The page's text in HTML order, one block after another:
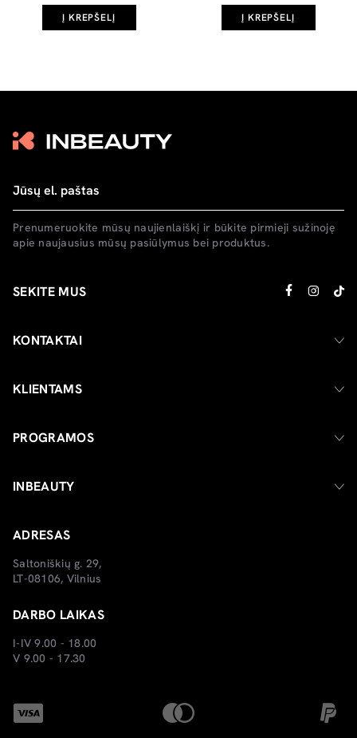
Į KREPŠELĮ Į KREPŠELĮ
Prenumeruokite mūsų naujienlaiškį ir būkite pirmieji sužinoję
apie naujausius mūsų pasiūlymus bei produktus.
SEKITE MUS
KONTAKTAI
KLIENTAMS
PROGRAMOS
INBEAUTY
ADRESAS
Saltoniškių g. 29,
LT-08106, Vilnius
DARBO LAIKAS
I-IV 9.00 - 18.00
V 9.00 - 17.30